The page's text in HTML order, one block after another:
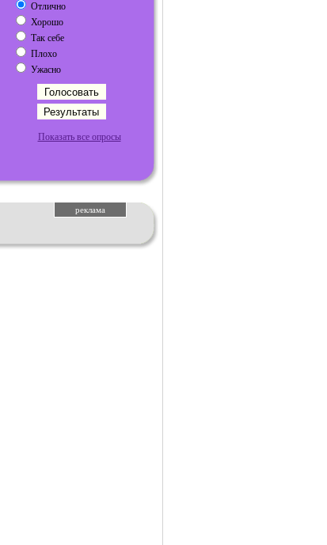
Отлично
Хорошо
Так себе
Плохо
Ужасно
Показать все опросы
реклама